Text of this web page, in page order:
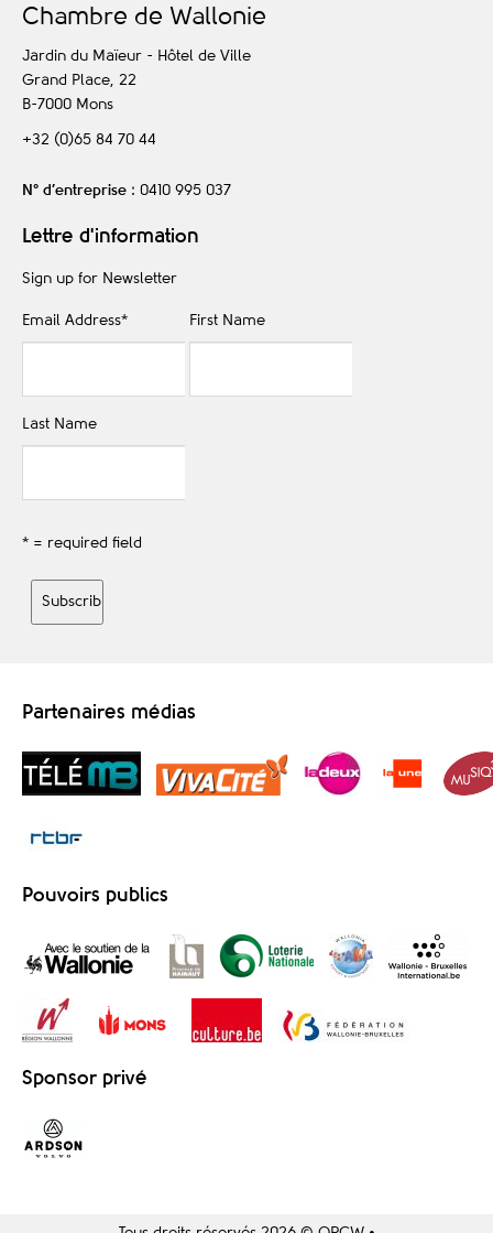
Chambre de Wallonie
Jardin du Maïeur - Hôtel de Ville
Grand Place, 22
B-7000 Mons
+32 (0)65 84 70 44
N° d’entreprise : 0410 995 037
Lettre d'information
Sign up for Newsletter
Email Address* First Name
Last Name
* = required field
Partenaires médias
Pouvoirs publics
Sponsor privé